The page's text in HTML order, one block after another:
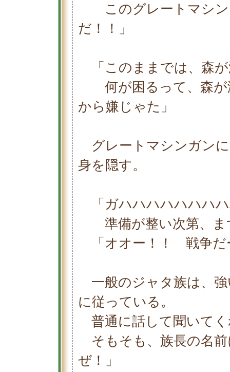
このグレートマシン
だ！！」
「このままでは、森
何が困るって、森が
から嫌じゃた」
グレートマシンガン
身を隠す。
「ガハハハハハハハ
準備が整い次第、ま
「オオー！！ 戦争だ
一般のジャタ族は、
に従っている。
普通に話して聞いて
そもそも、族長の名
ぜ！」